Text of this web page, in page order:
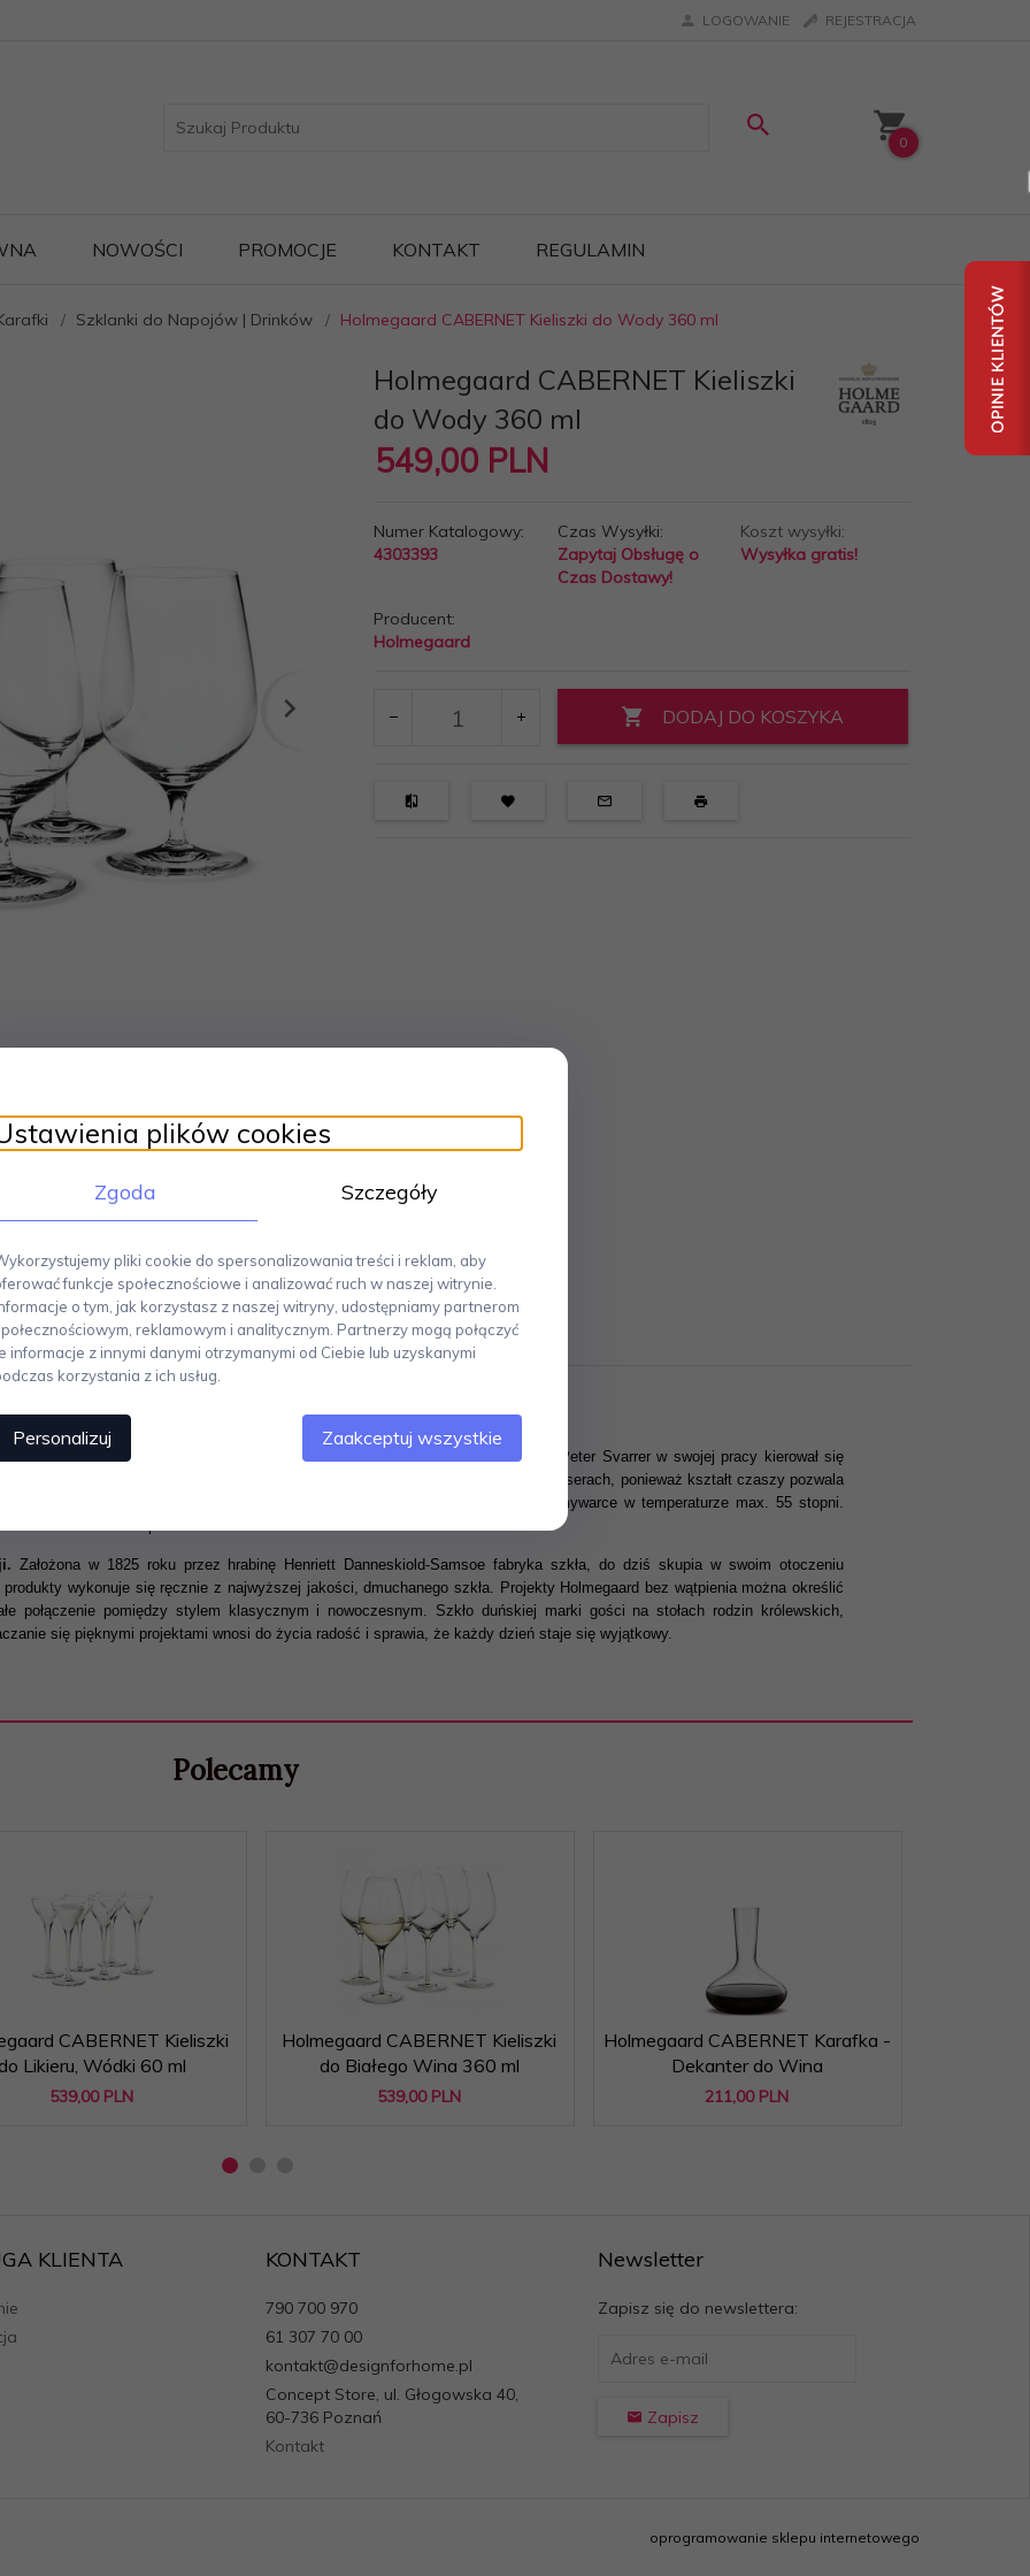
LOGOWANIE REJESTRACJA
0
NOWOŚCI PROMOCJE KONTAKT REGULAMIN
Szklanki do Napojów | Drinków Holmegaard CABERNET Kieliszki do Wody 360 ml
Holmegaard CABERNET Kieliszki
do Wody 360 ml
549,00 PLN
Numer Katalogowy:
4303393
Czas Wysyłki:
Zapytaj Obsługę o
Czas Dostawy!
Koszt wysyłki:
Wysyłka gratis!
Producent:
Holmegaard
DODAJ DO KOSZYKA
fabryki szkła Holmegaard
jest pełna elegancji i lekkości formy. Jej projektant Peter Svarrer w swojej pracy kierował się
i elegancją. Linia Cabernet powstała z myślą o prawdziwych koneserach, ponieważ kształt czaszy pozwala
, wymiary: pojemność 360 ml, wysokość 14.5 cm. Można myć w zmywarce w temperaturze max. 55 stopni.
Założona w 1825 roku przez hrabinę Henriett Danneskiold-Samsoe fabryka szkła, do dziś skupia w swoim otoczeniu
wykonuje się ręcznie z najwyższej jakości, dmuchanego szkła. Projekty Holmegaard bez wątpienia można określić
połączenie pomiędzy stylem klasycznym i nowoczesnym. Szkło duńskiej marki gości na stołach rodzin królewskich,
się pięknymi projektami wnosi do życia radość i sprawia, że każdy dzień staje się wyjątkowy.
Polecamy
CABERNET Kieliszki
Likieru, Wódki 60 ml
539,00 PLN
Holmegaard CABERNET Kieliszki
do Białego Wina 360 ml
539,00 PLN
Holmegaard CABERNET Karafka -
Dekanter do Wina
211,00 PLN
KLIENTA KONTAKT
790 700 970
61 307 70 00
kontakt@designforhome.pl
Concept Store, ul. Głogowska 40,
60-736 Poznań
Kontakt
Newsletter
Zapisz się do newslettera:
Zapisz
oprogramowanie sklepu internetowego
plików cookies
Zgoda Szczegóły
pliki cookie do spersonalizowania treści i reklam, aby
funkcje społecznościowe i analizować ruch w naszej witrynie.
o tym, jak korzystasz z naszej witryny, udostępniamy partnerom
reklamowym i analitycznym. Partnerzy mogą połączyć
informacje z innymi danymi otrzymanymi od Ciebie lub uzyskanymi
korzystania z ich usług.
Personalizuj Zaakceptuj wszystkie